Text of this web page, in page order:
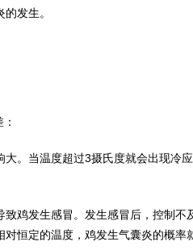
发生。
。当温度超过3摄氏度就会出现冷
鸡发生感冒。发生感冒后，控制不
恒定的温度，鸡发生气囊炎的概率